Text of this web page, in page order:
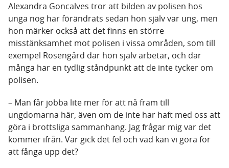
Alexandra Goncalves tror att bilden av polisen hos
unga nog har förändrats sedan hon själv var ung, men
hon märker också att det finns en större
misstänksamhet mot polisen i vissa områden, som till
exempel Rosengård där hon själv arbetar, och där
många har en tydlig ståndpunkt att de inte tycker om
polisen.
– Man får jobba lite mer för att nå fram till
ungdomarna här, även om de inte har haft med oss att
göra i brottsliga sammanhang. Jag frågar mig var det
kommer ifrån. Var gick det fel och vad kan vi göra för
att fånga upp det?